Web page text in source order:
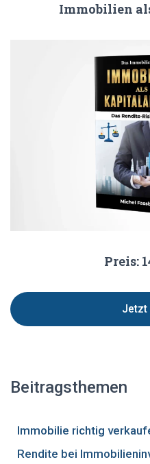
Immobilien
Preis:
Jetzt
Beitragsthemen
Immobilie richtig
Rendite bei